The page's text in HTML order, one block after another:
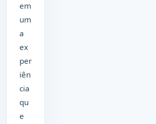
em
um
a
ex
per
iên
cia
qu
e